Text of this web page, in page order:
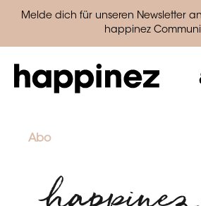
Melde dich für unseren Newsletter
happinez
Abo